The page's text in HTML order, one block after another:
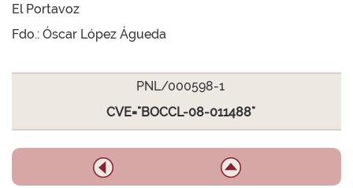
El Portavoz
Fdo.: Óscar López Águeda
PNL/000598-1
CVE="BOCCL-08-011488"